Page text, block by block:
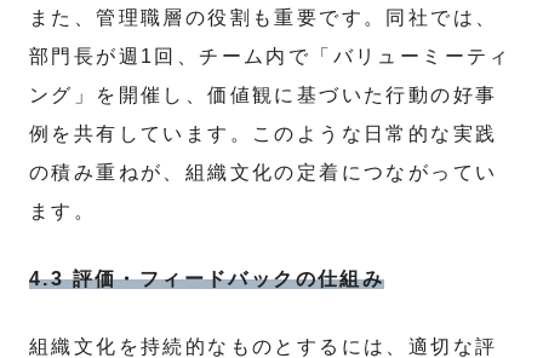
また、管理職層の役割も重要です。同社では、
部門長が週1回、チーム内で「バリューミーティ
ング」を開催し、価値観に基づいた行動の好事
例を共有しています。このような日常的な実践
の積み重ねが、組織文化の定着につながってい
ます。
4.3 評価・フィードバックの仕組み
組織文化を持続的なものとするには、適切な評